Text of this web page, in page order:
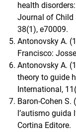
health
Journal of Child
38(1), e70009.
Antonovsky A.
Francisco:
Antonovsky A.
theory to guide
International,
Baron-Cohen S.
l’autismo guida
Cortina Editore.